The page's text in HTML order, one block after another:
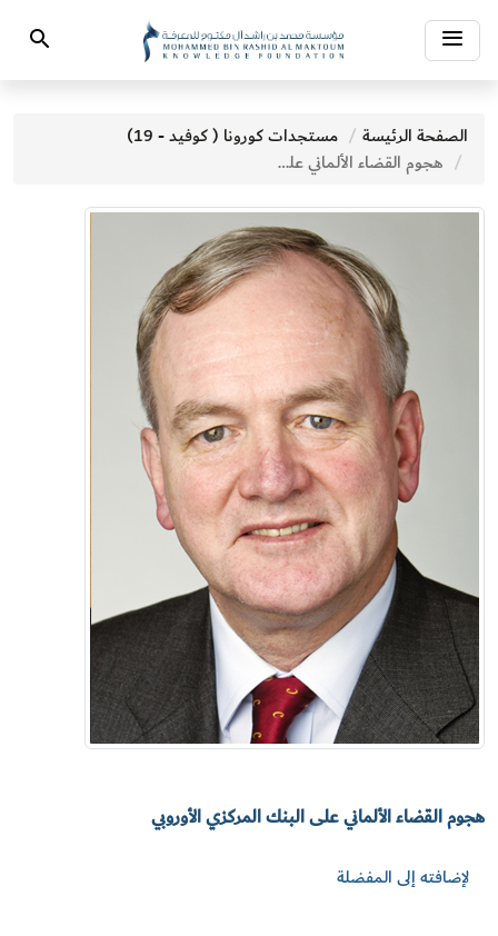
Toggle
navigation
Search
الصفحة الرئيسة
مستجدات كورونا ( كوفيد - 19)
هجوم القضاء الألماني على البنك المركزي الأوروبي
هجوم القضاء الألماني على البنك المركزي الأوروبي
لإضافته إلى المفضلة